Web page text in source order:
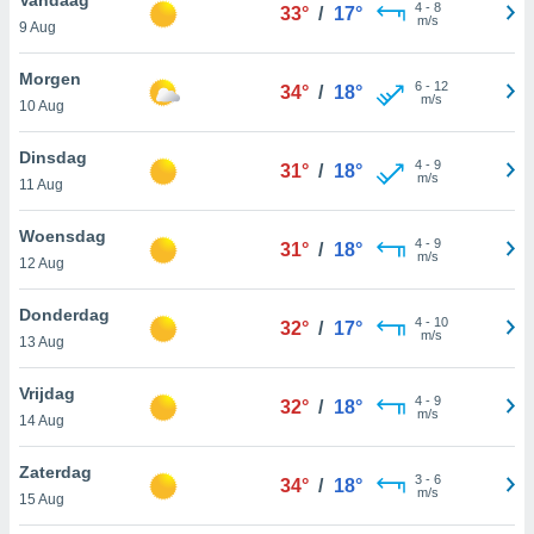
zien. U
in
en kunt
op elk
onder
dat geval
u dat
9 Aug
33° / 17° 4- 8
m/s
Morgen
10 Aug
34° / 18° 6- 12
m/s
Dinsdag
11 Aug
31° / 18° 4- 9
m/s
Woensdag
12 Aug
31° / 18° 4- 9
m/s
Donderdag
13 Aug
32° / 17° 4- 10
m/s
Vrijdag
14 Aug
32° / 18° 4- 9
m/s
Zaterdag
15 Aug
34° / 18° 3- 6
m/s